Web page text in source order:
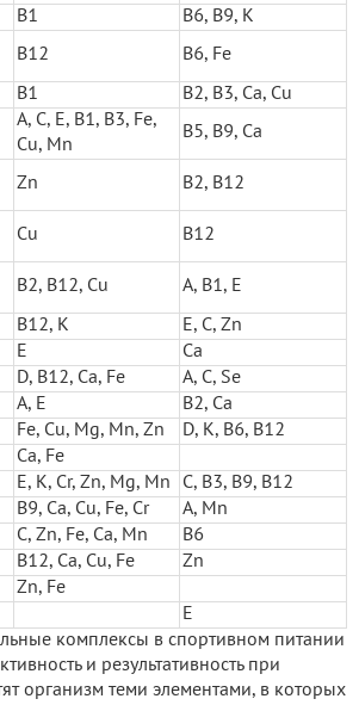
В1
В6, В9, К
В12 В6, Fe
B1
B2, B3, Ca, Cu
A, C, E, B1, B3, Fe,
Cu, Mn
B5, B9, Ca
Zn B2, B12
Cu B12
B2, B12, Cu A, B1, E
B12, K
E, C, Zn
E
Ca
D, B12, Ca, Fe
A, C, Se
A, E
B2, Ca
Fe, Cu, Mg, Mn, Zn
D, K, B6, B12
Ca, Fe
E, K, Cr, Zn, Mg, Mn
C, B3, B9, B12
B9, Ca, Cu, Fe, Cr
A, Mn
C, Zn, Fe, Ca, Mn
B6
B12, Ca, Cu, Fe
Zn
Zn, Fe
E
комплексы в спортивном питании
и результативность при
организм теми элементами, в которых